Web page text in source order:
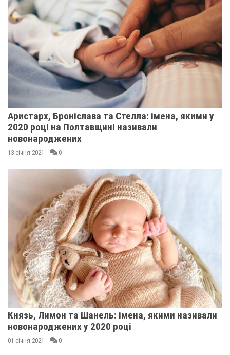
Аристарх, Броніслава та Стелла: імена, якими у
2020 році на Полтавщині називали
новонароджених
13 січня 2021 0
Князь, Лимон та Шанель: імена, якими називали
новонароджених у 2020 році
01 січня 2021 0